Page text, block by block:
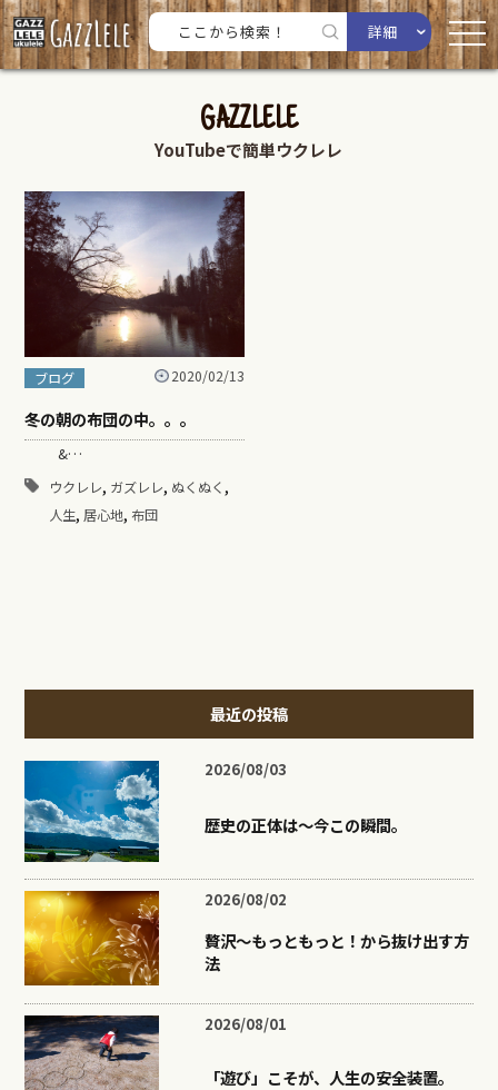
詳細
GAZZLELE
YouTubeで簡単ウクレレ
ブログ 2020/02/13
冬の朝の布団の中。。。
&…
ウクレレ, ガズレレ, ぬくぬく ,
人生, 居心地, 布団
最近の投稿
2026/08/03
歴史の正体は〜今この瞬間。
2026/08/02
贅沢〜もっともっと！から抜け出す方
法
2026/08/01
「遊び」こそが、人生の安全装置。